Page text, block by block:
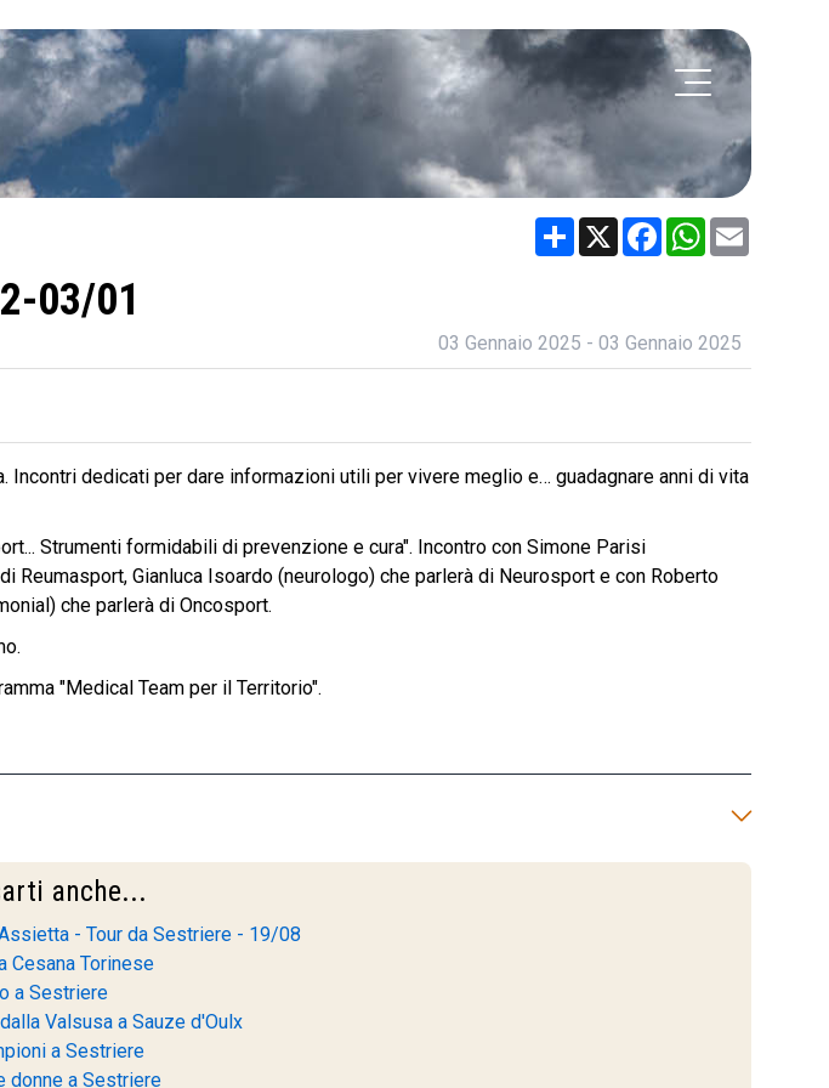
Share X FacebookWhatsApp
03/01
03 Gennaio 2025 - 03 Gennaio 2025
Incontri dedicati per dare informazioni utili per vivere meglio e… guadagnare anni di vita
Strumenti formidabili di prevenzione e cura". Incontro con Simone Parisi
Reumasport, Gianluca Isoardo (neurologo) che parlerà di Neurosport e con Roberto
che parlerà di Oncosport.
"Medical Team per il Territorio".
anche...
- Tour da Sestriere - 19/08
Cesana Torinese
a Sestriere
Valsusa a Sauze d'Oulx
a Sestriere
donne a Sestriere